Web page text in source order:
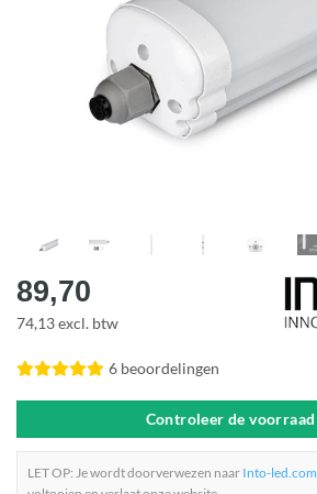
89,70
74,13 excl. btw
6 beoordelingen
Controleer de voorraad
LET OP: Je wordt doorverwezen naar Into-led.com